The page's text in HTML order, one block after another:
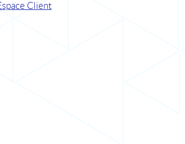
Client